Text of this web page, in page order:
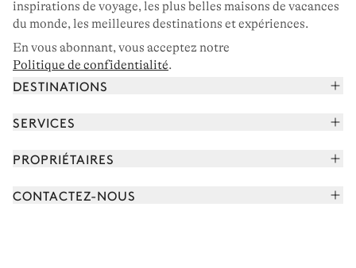
inspirations de voyage, les plus belles maisons de vacances
du monde, les meilleures destinations et expériences.
En vous abonnant, vous acceptez notre
Politique de confidentialité.
DESTINATIONS
Corse
Cap Ferret
SERVICES
Réserver vos vacances
Rencontrer votre concierge
PROPRIÉTAIRES
CONTACTEZ-NOUS